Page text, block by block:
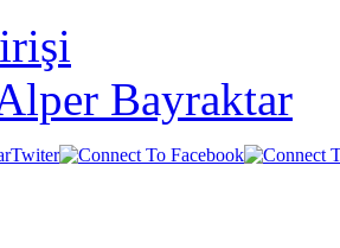
Bayraktar